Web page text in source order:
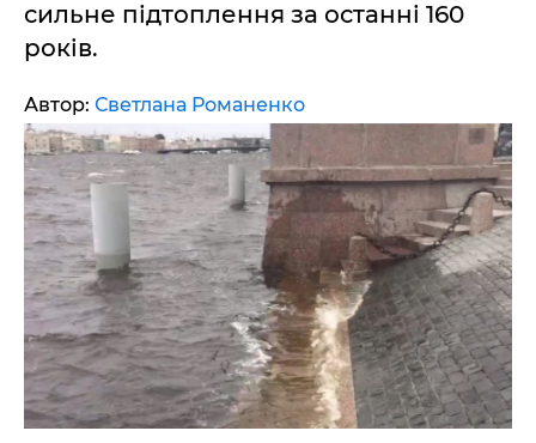
сильне підтоплення за останні 160
років.
Автор: Светлана Романенко